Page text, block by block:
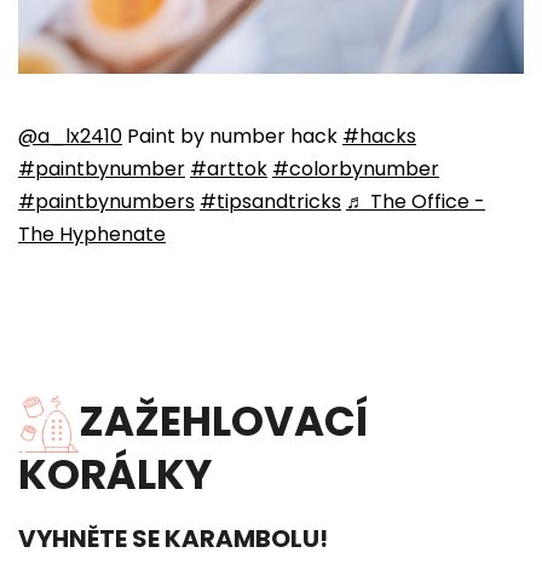
@a_lx2410 Paint by number hack #hacks
#paintbynumber #arttok #colorbynumber
#paintbynumbers #tipsandtricks ♬ The Office -
The Hyphenate
ZAŽEHLOVACÍ
KORÁLKY
VYHNĚTE SE KARAMBOLU!